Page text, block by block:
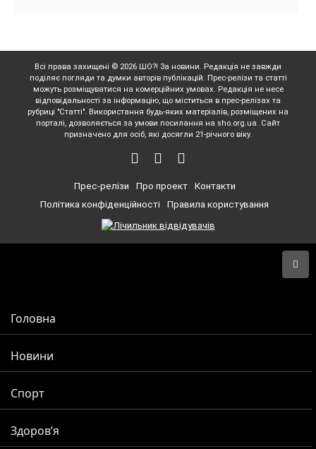
Всі права захищені © 2026 ШО?! За новини. Редакція не завжди
поділяє погляди та думки авторів публікацій. Прес-релізи та статті
можуть розміщуватися на комерційних умовах. Редакція не несе
відповідальності за інформацію, що міститься в прес-релізах та
рубриці "Статті". Використання будь-яких матеріалів, розміщених на
порталі, дозволяється за умови посилання на sho.org.ua. Сайт
призначено для осіб, які досягли 21-річного віку.
Прес-релізи Про проект
Контакти
Політика конфіденційності
Правила користування
Головна
Новини
Спорт
Здоров’я